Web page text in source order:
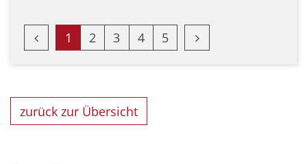
Vorherige Seite
1 2 3 4 5 Nächste Seite
zurück zur Übersicht